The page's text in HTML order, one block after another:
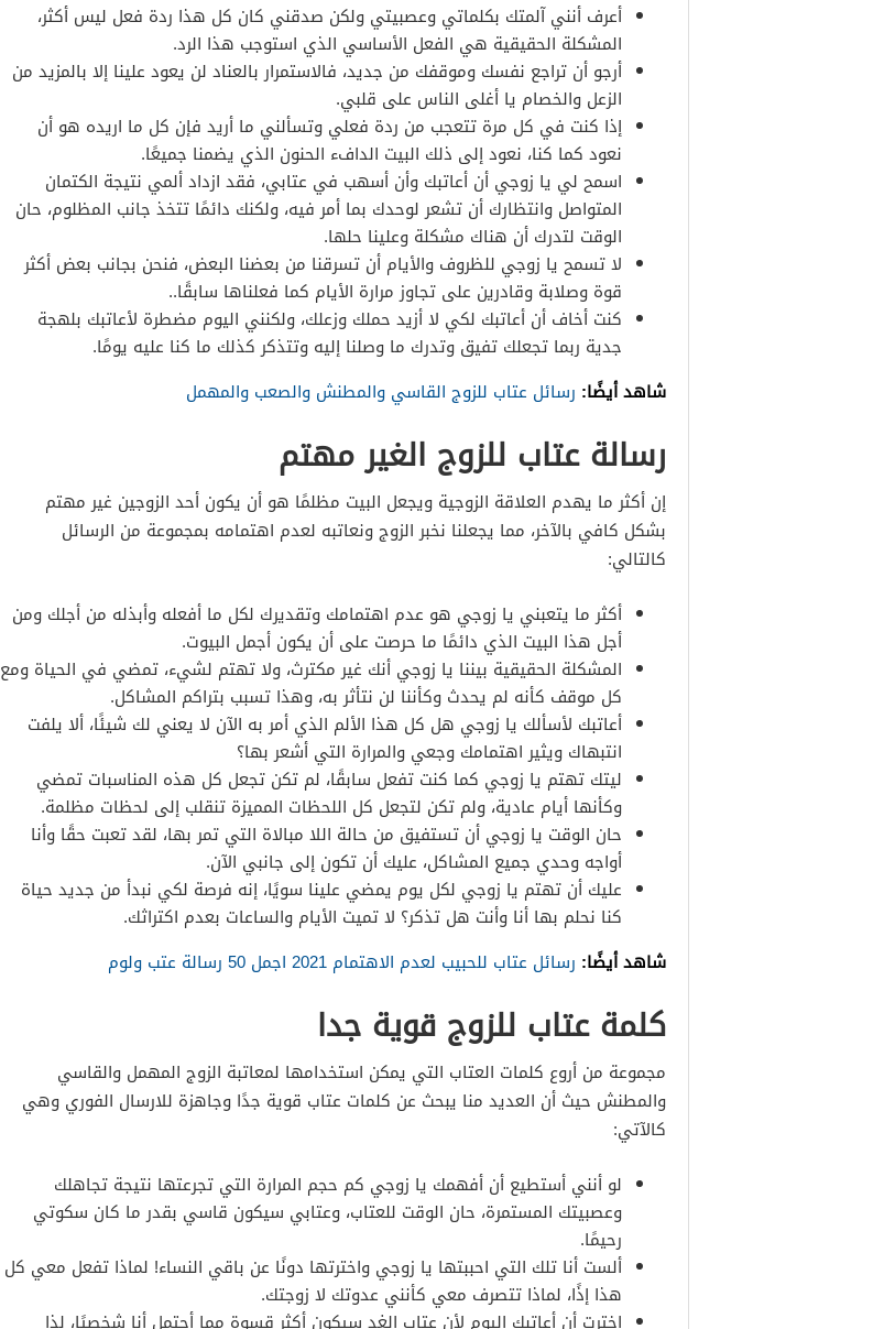
أعرف أنني آلمتك بكلماتي وعصبيتي ولكن صدقني كان كل هذا ردة فعل ليس أكثر،
المشكلة الحقيقية هي الفعل الأساسي الذي استوجب هذا الرد.
أرجو أن تراجع نفسك وموقفك من جديد، فالاستمرار بالعناد لن يعود علينا إلا بالمزيد من
الزعل والخصام يا أغلى الناس على قلبي.
إذا كنت في كل مرة تتعجب من ردة فعلي وتسألني ما أريد فإن كل ما اريده هو أن
نعود كما كنا، نعود إلى ذلك البيت الدافء الحنون الذي يضمنا جميعًا.
اسمح لي يا زوجي أن أعاتبك وأن أسهب في عتابي، فقد ازداد ألمي نتيجة الكتمان
المتواصل وانتظارك أن تشعر لوحدك بما أمر فيه، ولكنك دائمًا تتخذ جانب المظلوم، حان
الوقت لتدرك أن هناك مشكلة وعلينا حلها.
لا تسمح يا زوجي للظروف والأيام أن تسرقنا من بعضنا البعض، فنحن بجانب بعض أكثر
قوة وصلابة وقادرين على تجاوز مرارة الأيام كما فعلناها سابقًا..
كنت أخاف أن أعاتبك لكي لا أزيد حملك وزعلك، ولكنني اليوم مضطرة لأعاتبك بلهجة
جدية ربما تجعلك تفيق وتدرك ما وصلنا إليه وتتذكر كذلك ما كنا عليه يومًا.
شاهد أيضًا: رسائل عتاب للزوج القاسي والمطنش والصعب والمهمل
رسالة عتاب للزوج الغير مهتم
إن أكثر ما يهدم العلاقة الزوجية ويجعل البيت مظلمًا هو أن يكون أحد الزوجين غير مهتم
بشكل كافي بالآخر، مما يجعلنا نخبر الزوج ونعاتبه لعدم اهتمامه بمجموعة من الرسائل
كالتالي:
أكثر ما يتعبني يا زوجي هو عدم اهتمامك وتقديرك لكل ما أفعله وأبذله من أجلك ومن
أجل هذا البيت الذي دائمًا ما حرصت على أن يكون أجمل البيوت.
المشكلة الحقيقية بيننا يا زوجي أنك غير مكترث، ولا تهتم لشيء، تمضي في الحياة ومع
كل موقف كأنه لم يحدث وكأننا لن نتأثر به، وهذا تسبب بتراكم المشاكل.
أعاتبك لأسألك يا زوجي هل كل هذا الألم الذي أمر به الآن لا يعني لك شيئًا، ألا يلفت
انتبهاك ويثير اهتمامك وجعي والمرارة التي أشعر بها؟
ليتك تهتم يا زوجي كما كنت تفعل سابقًا، لم تكن تجعل كل هذه المناسبات تمضي
وكأنها أيام عادية، ولم تكن لتجعل كل اللحظات المميزة تنقلب إلى لحظات مظلمة.
حان الوقت يا زوجي أن تستفيق من حالة اللا مبالاة التي تمر بها، لقد تعبت حقًا وأنا
أواجه وحدي جميع المشاكل، عليك أن تكون إلى جانبي الآن.
عليك أن تهتم يا زوجي لكل يوم يمضي علينا سويًا، إنه فرصة لكي نبدأ من جديد حياة
كنا نحلم بها أنا وأنت هل تذكر؟ لا تميت الأيام والساعات بعدم اكتراثك.
شاهد أيضًا: رسائل عتاب للحبيب لعدم الاهتمام 2021 اجمل 50 رسالة عتب ولوم
كلمة عتاب للزوج قوية جدا
مجموعة من أروع كلمات العتاب التي يمكن استخدامها لمعاتبة الزوج المهمل والقاسي
والمطنش حيث أن العديد منا يبحث عن كلمات عتاب قوية جدًا وجاهزة للارسال الفوري وهي
كالآتي:
لو أنني أستطيع أن أفهمك يا زوجي كم حجم المرارة التي تجرعتها نتيجة تجاهلك
وعصبيتك المستمرة، حان الوقت للعتاب، وعتابي سيكون قاسي بقدر ما كان سكوتي
رحيمًا.
ألست أنا تلك التي احببتها يا زوجي واخترتها دونًا عن باقي النساء! لماذا تفعل معي كل
هذا إذًا، لماذا تتصرف معي كأنني عدوتك لا زوجتك.
اخترت أن أعاتبك اليوم لأن عتاب الغد سيكون أكثر قسوة مما أحتمل أنا شخصيًا، لذا